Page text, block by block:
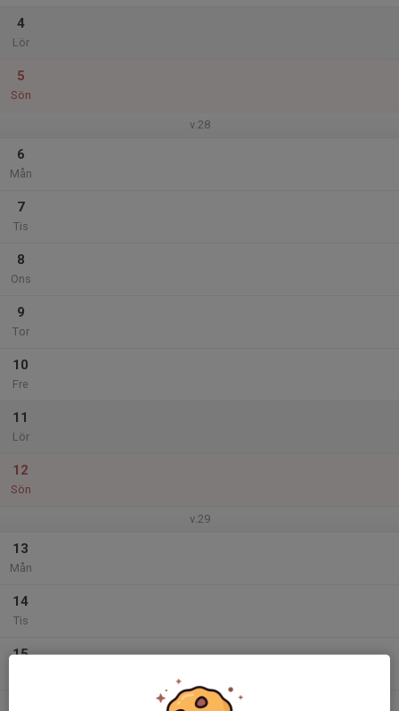
4
Lör
5
Sön
v.28
6
Mån
7
Tis
8
Ons
9
Tor
10
Fre
11
Lör
12
Sön
v.29
13
Mån
14
Tis
15